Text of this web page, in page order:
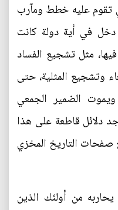
تقوم عليه خطط ومآرب
دخل في أية دولة كانت
مثل تشجيع الفساد
وتشجيع المثلية، حتى
الضمير الجمعي
دلائل قاطعة على هذا
صفحات التاريخ المخزي
من أولئك الذين